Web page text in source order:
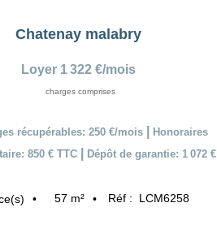
Chatenay malabry
Loyer 1 322 €/mois
charges comprises
récupérables: 250 €/mois
Honoraires
850 € TTC
Dépôt de garantie: 1 072 €
57 m² Réf : LCM6258